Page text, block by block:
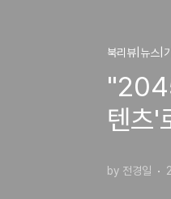
북리뷰|뉴스|
텐츠'
by 전경일